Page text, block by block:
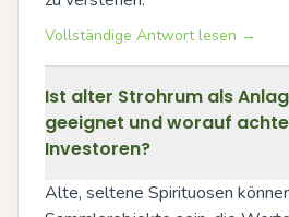
Vollständige Antwort lesen →
Ist alter Strohrum als
geeignet und worauf
Investoren?
Alte, seltene Spirituosen